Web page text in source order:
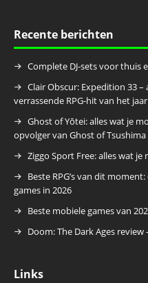
Recente berichten
Complete DJ-sets voor thuis
Clair Obscur: Expedition 33
verrassende RPG-hit van het
Ghost of Yōtei: alles wat je
opvolger van Ghost of Tsushima
Ziggo Sport Free: alles wat
Beste RPG’s van dit
games in 2026
Beste mobiele games van
Doom: The Dark Ages
Links